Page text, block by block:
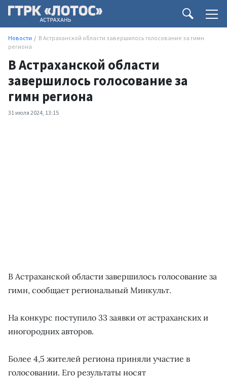
Новости
В Астраханской области завершилось голосование за гимн
региона
В Астраханской области
завершилось голосование за
гимн региона
31 июля 2024, 13:15
В Астраханской области завершилось голосование за
гимн, сообщает региональный Минкульт.
На конкурс поступило 33 заявки от астраханских и
иногородних авторов.
Более 4,5 жителей региона приняли участие в
голосовании. Его результаты носят